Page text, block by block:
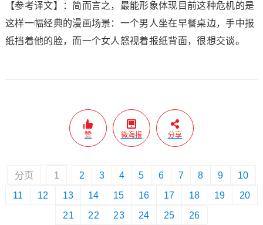
【参考译文】：简而言之，最能形象体现目前这种危机的是
这样一幅经典的漫画场景：一个男人坐在早餐桌边，手中报
纸挡着他的脸，而一个女人怒视着报纸背面，很想交谈。
赞 微海报 分享
分页 1 2 3 4 5 6 7 8 9
10
11
12 13 14 15 16 17 18 19
20
21
22 23 24 25 26